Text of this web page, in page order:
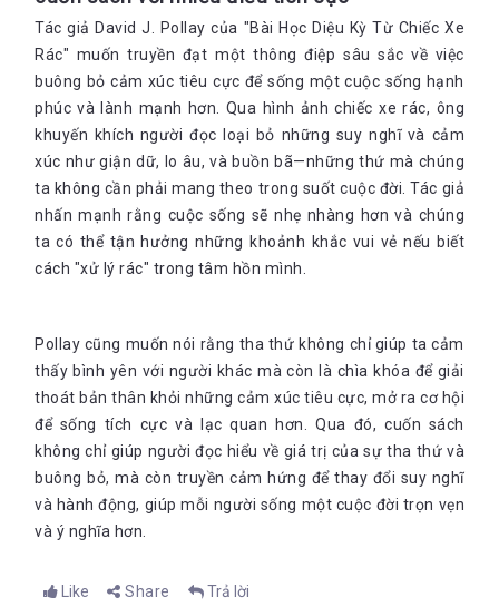
Tác giả David J. Pollay của "Bài Học Diệu Kỳ Từ Chiếc Xe
Rác" muốn truyền đạt một thông điệp sâu sắc về việc
buông bỏ cảm xúc tiêu cực để sống một cuộc sống hạnh
phúc và lành mạnh hơn. Qua hình ảnh chiếc xe rác, ông
khuyến khích người đọc loại bỏ những suy nghĩ và cảm
xúc như giận dữ, lo âu, và buồn bã—những thứ mà chúng
ta không cần phải mang theo trong suốt cuộc đời. Tác giả
nhấn mạnh rằng cuộc sống sẽ nhẹ nhàng hơn và chúng
ta có thể tận hưởng những khoảnh khắc vui vẻ nếu biết
cách "xử lý rác" trong tâm hồn mình.
Pollay cũng muốn nói rằng tha thứ không chỉ giúp ta cảm
thấy bình yên với người khác mà còn là chìa khóa để giải
thoát bản thân khỏi những cảm xúc tiêu cực, mở ra cơ hội
để sống tích cực và lạc quan hơn. Qua đó, cuốn sách
không chỉ giúp người đọc hiểu về giá trị của sự tha thứ và
buông bỏ, mà còn truyền cảm hứng để thay đổi suy nghĩ
và hành động, giúp mỗi người sống một cuộc đời trọn vẹn
và ý nghĩa hơn
Like Share Trả lời